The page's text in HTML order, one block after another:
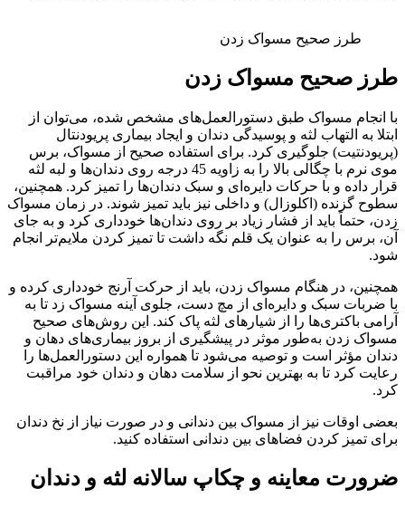
طرز صحیح مسواک زدن
طرز صحیح مسواک زدن
با انجام مسواک طبق دستورالعمل‌های مشخص شده، می‌توان از
ابتلا به التهاب لثه و پوسیدگی دندان و ایجاد بیماری پریودنتال
(پریودنتیت) جلوگیری کرد. برای استفاده صحیح از مسواک، برس
موی نرم با چگالی بالا را به زاویه 45 درجه روی دندان‌ها و لبه لثه
قرار داده و با حرکات دایره‌ای و سبک دندان‌ها را تمیز کرد. همچنین،
سطوح گزنده (اکلوزال) و داخلی نیز باید تمیز شوند. در زمان مسواک
زدن، حتماً باید از فشار زیاد بر روی دندان‌ها خودداری کرد و به جای
آن، برس را به عنوان یک قلم نگه داشت تا تمیز کردن ملایم‌تر انجام
شود.
همچنین، در هنگام مسواک زدن، باید از حرکت آرنج خودداری کرده و
با ضربات سبک و دایره‌ای از مچ دست، جلوی آینه مسواک زد تا به
آرامی باکتری‌ها را از شیارهای لثه پاک کند. این روش‌های صحیح
مسواک زدن به‌طور موثر در پیشگیری از بروز بیماری‌های دهان و
دندان مؤثر است و توصیه می‌شود تا همواره این دستورالعمل‌ها را
رعایت کرد تا به بهترین نحو از سلامت دهان و دندان خود مراقبت
کرد.
بعضی اوقات نیز از مسواک بین دندانی و در صورت نیاز از نخ دندان
برای تمیز کردن فضاهای بین دندانی استفاده کنید.
ضرورت معاینه و چکاپ سالانه لثه و دندان